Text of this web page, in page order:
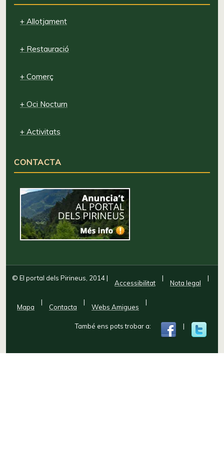
+ Allotjament
+ Restauració
+ Comerç
+ Oci Nocturn
+ Activitats
CONTACTA
© El portal dels Pirineus, 2014|
Accessibilitat
|
Nota legal
|
Mapa
|
Contacta
|
Webs Amigues
|
També ens pots trobar a: |